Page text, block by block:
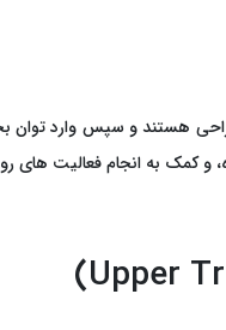
هستند و سپس وارد
به انجام فعالیت‌ های